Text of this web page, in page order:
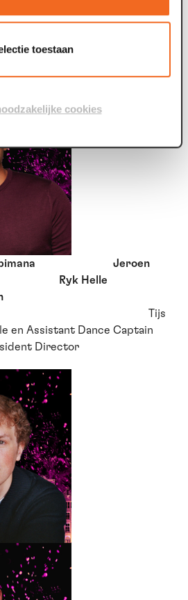
toestaan
cookies
Jeroen
Ryk Helle
Tijs
Dance Captain
Director